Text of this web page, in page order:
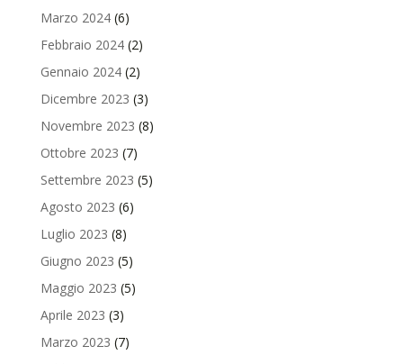
Marzo 2024(6)
Febbraio 2024(2)
Gennaio 2024(2)
Dicembre 2023 (3)
Novembre 2023 (8)
Ottobre 2023 (7)
Settembre 2023 (5)
Agosto 2023 (6)
Luglio 2023 (8)
Giugno 2023 (5)
Maggio 2023 (5)
Aprile 2023 (3)
Marzo 2023 (7)